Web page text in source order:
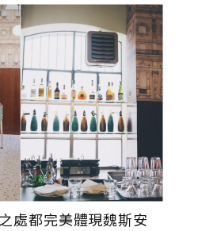
處都完美體現魏斯安